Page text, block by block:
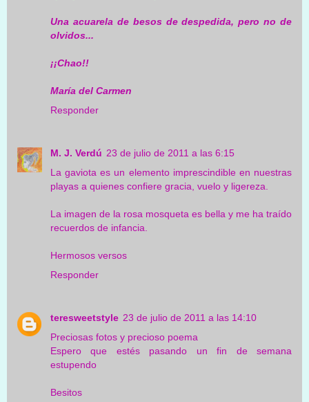
Una acuarela de besos de despedida, pero no de
olvidos...
¡¡Chao!!
María del Carmen
Responder
M. J. Verdú 23 de julio de 2011 a las 6:15
La gaviota es un elemento imprescindible en nuestras
playas a quienes confiere gracia, vuelo y ligereza.
La imagen de la rosa mosqueta es bella y me ha traído
recuerdos de infancia.
Hermosos versos
Responder
teresweetstyle 23 de julio de 2011 a las 14:10
Preciosas fotos y precioso poema
Espero que estés pasando un fin de semana
estupendo
Besitos